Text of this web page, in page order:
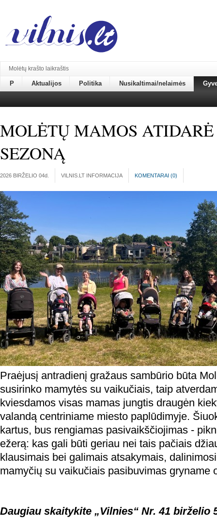
Molėtų krašto laikraštis
P Aktualijos Politika Nusikaltimai/nelaimės
MOLĖTŲ MAMOS ATIDARĖ
SEZONĄ
2026 BIRŽELIO 04d. VILNIS.LT INFORMACIJA KOMENTARAI (0)
Praėjusį antradienį gražaus sambūrio būta
susirinko mamytės su vaikučiais, taip
kviesdamos visas mamas jungtis draugėn
valandą centriniame miesto paplūdimyje.
kartus, bus rengiamas pasivaikščiojimas -
ežerą: kas gali būti geriau nei tais pačiais
klausimais bei galimais atsakymais,
mamyčių su vaikučiais pasibuvimas gryname
Daugiau skaitykite „Vilnies“ Nr. 41 birželio